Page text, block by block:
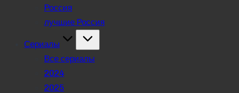
Россия
лучшие Россия
Сериалы
Все сериалы
2024
2025